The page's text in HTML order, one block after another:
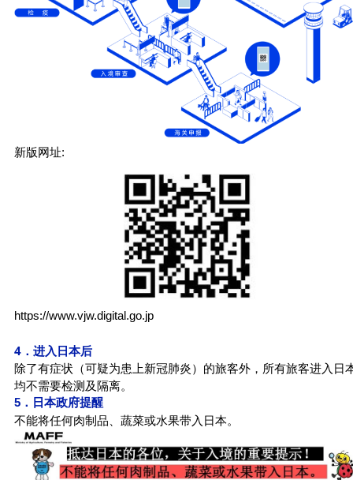
新版网址:
https://www.vjw.digital.go.jp
4．进入日本后
除了有症状（可疑为患上新冠肺炎）的旅客外，所有旅客进入日
均不需要检测及隔离。
5．日本政府提醒
不能将任何肉制品、蔬菜或水果带入日本。